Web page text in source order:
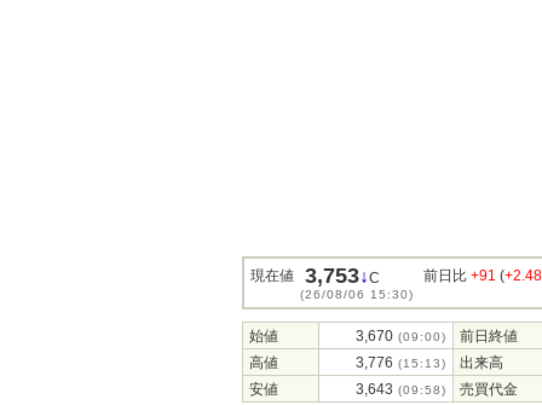
現在値 3,753↓C
(26/08/06 15:30)
前日比 +91 (
始値 3,670 (09:00)
前日終値
高値
3,776 (15:13)
出来高
安値
3,643 (09:58) 売買代金